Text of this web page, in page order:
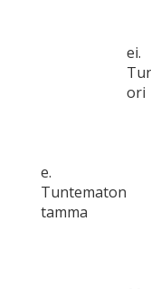
e.
Tuntematon
tamma
ei.
ori